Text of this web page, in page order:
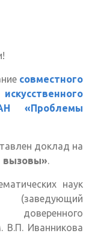
совместного
«Проблемы
доклад на
вызовы».
наук
(заведующий
доверенного
В.П. Иванникова